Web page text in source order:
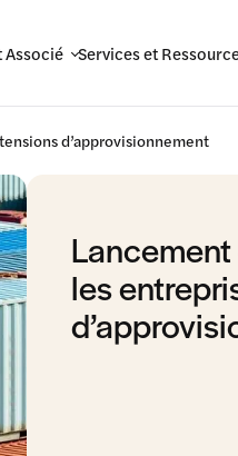
Associé Services et
d’approvisionnement
les